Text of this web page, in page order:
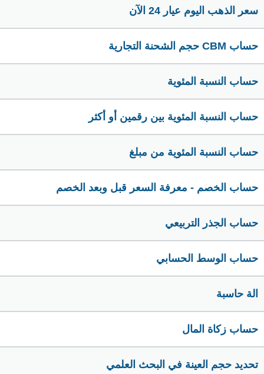
سعر الذهب اليوم عيار 24 الآن
حساب CBM حجم الشحنة التجارية
حساب النسبة المئوية
حساب النسبة المئوية بين رقمين أو أكثر
حساب النسبة المئوية من مبلغ
حساب الخصم - معرفة السعر قبل وبعد الخصم
حساب الجذر التربيعي
حساب الوسط الحسابي
الة حاسبة
حساب زكاة المال
تحديد حجم العينة في البحث العلمي